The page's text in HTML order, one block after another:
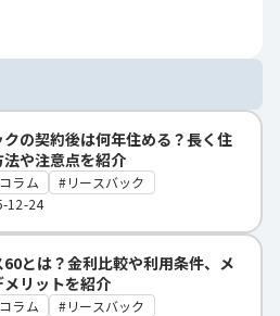
クの契約後は何年住める？長く住
や注意点を紹介
ラム
リースバック
12-24
60とは？金利比較や利用条件、メ
メリットを紹介
ラム
リースバック